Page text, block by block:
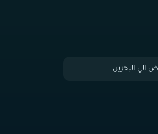
الي البحرين